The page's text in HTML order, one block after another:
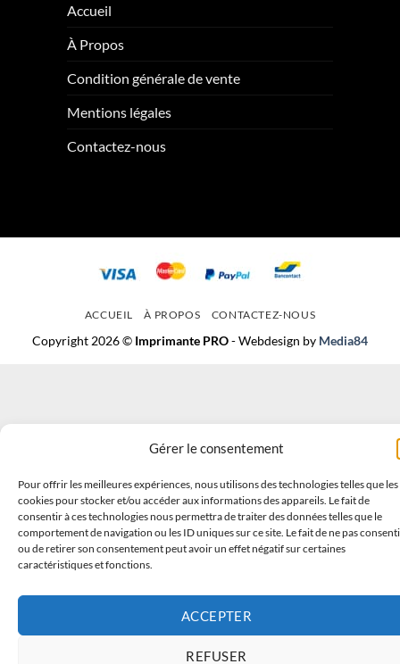
Gérer le consentement
Pour offrir les meilleures expériences, nous utilisons des technologies telles que les
cookies pour stocker et/ou accéder aux informations des appareils. Le fait de
consentir à ces technologies nous permettra de traiter des données telles que le
comportement de navigation ou les ID uniques sur ce site. Le fait de ne pas
ou de retirer son consentement peut avoir un effet négatif sur certaines
caractéristiques et fonctions.
ACCEPTER
REFUSER
Accueil
À Propos
Condition générale de vente
Mentions légales
Contactez-nous
ACCUEIL À PROPOS CONTACTEZ-NOUS
Copyright 2026 © Imprimante PRO- Webdesign by Media84